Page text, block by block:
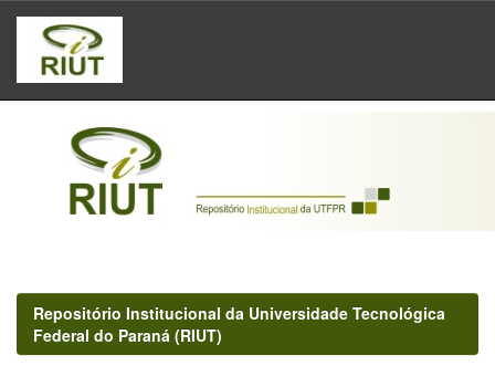
Skip
navigation
Repositório Institucional da Universidade Tecnológica
Federal do Paraná (RIUT)